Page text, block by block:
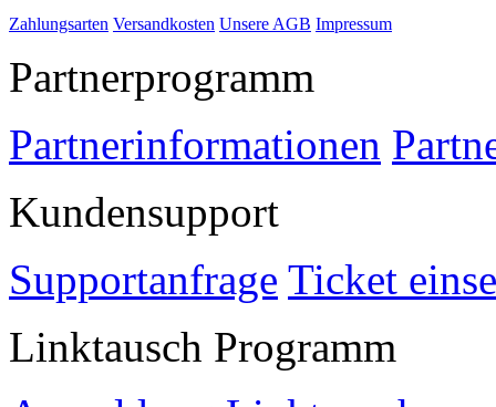
Zahlungsarten Versandkosten Unsere AGB Impressum
Partnerprogramm
Partnerinformationen
Kundensupport
Supportanfrage Ticket
Linktausch Programm